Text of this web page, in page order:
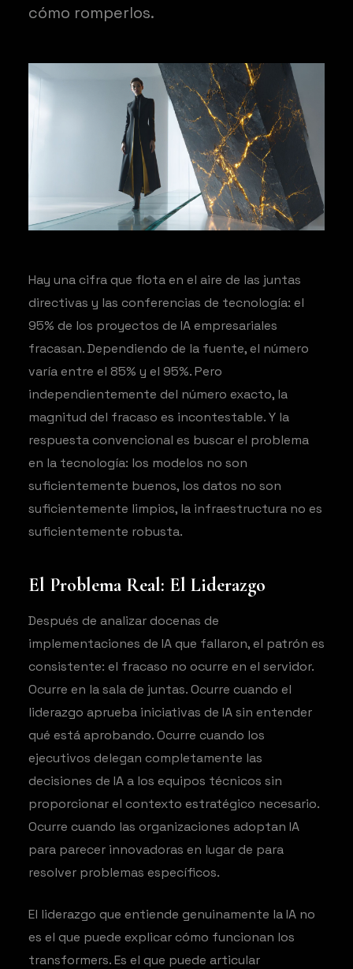
cómo romperlos.
Hay una cifra que flota en el aire de las juntas
directivas y las conferencias de tecnología: el
95% de los proyectos de IA empresariales
fracasan. Dependiendo de la fuente, el número
varía entre el 85% y el 95%. Pero
independientemente del número exacto, la
magnitud del fracaso es incontestable. Y la
respuesta convencional es buscar el problema
en la tecnología: los modelos no son
suficientemente buenos, los datos no son
suficientemente limpios, la infraestructura no es
suficientemente robusta.
El Problema Real: El Liderazgo
Después de analizar docenas de
implementaciones de IA que fallaron, el patrón es
consistente: el fracaso no ocurre en el servidor.
Ocurre en la sala de juntas. Ocurre cuando el
liderazgo aprueba iniciativas de IA sin entender
qué está aprobando. Ocurre cuando los
ejecutivos delegan completamente las
decisiones de IA a los equipos técnicos sin
proporcionar el contexto estratégico necesario.
Ocurre cuando las organizaciones adoptan IA
para parecer innovadoras en lugar de para
resolver problemas específicos.
El liderazgo que entiende genuinamente la IA no
es el que puede explicar cómo funcionan los
transformers. Es el que puede articular